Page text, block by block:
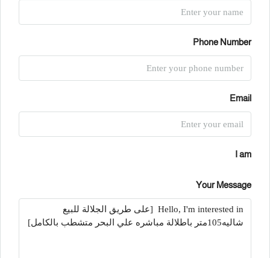
Phone Number
Email
I am
Your Message